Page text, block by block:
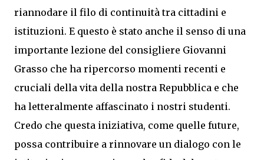
riannodare il filo di continuità tra cittadini e
istituzioni. E questo è stato anche il senso di una
importante lezione del consigliere Giovanni
Grasso che ha ripercorso momenti recenti e
cruciali della vita della nostra Repubblica e che
ha letteralmente affascinato i nostri studenti.
Credo che questa iniziativa, come quelle future,
possa contribuire a rinnovare un dialogo con le